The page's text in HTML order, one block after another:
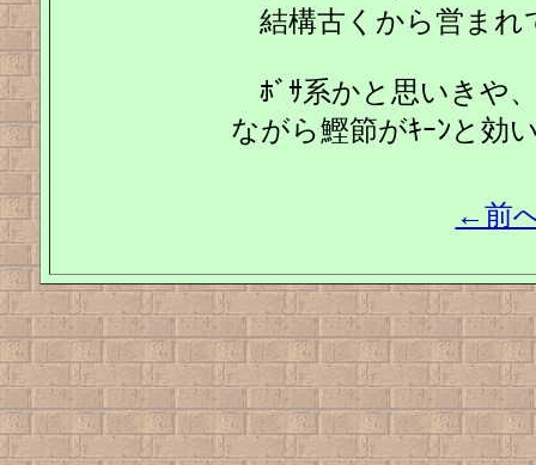
結構古くから営まれ
ﾎﾞｻ系かと思いきや
ながら鰹節がｷｰﾝと効
←前